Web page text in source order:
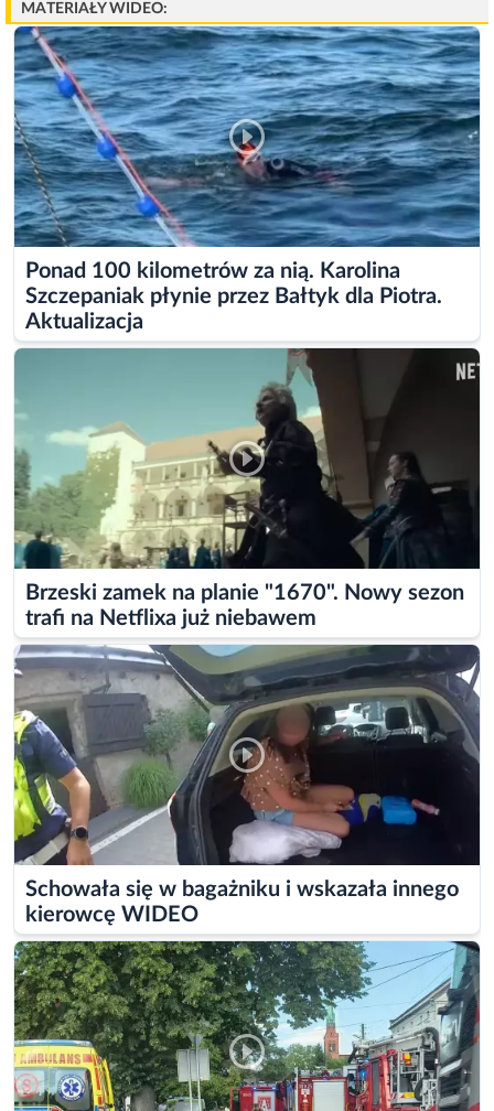
MATERIAŁY WIDEO:
Ponad 100 kilometrów za nią. Karolina
Szczepaniak płynie przez Bałtyk dla Piotra.
Aktualizacja
Brzeski zamek na planie "1670". Nowy sezon
trafi na Netflixa już niebawem
Schowała się w bagażniku i wskazała innego
kierowcę WIDEO